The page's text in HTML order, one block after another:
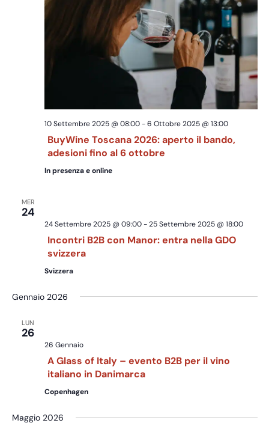
10 Settembre 2025 @ 08:00-6 Ottobre 2025 @ 13:00
BuyWine Toscana 2026: aperto il bando,
adesioni fino al 6 ottobre
In presenza e online
MER
24
24 Settembre 2025 @ 09:00-25 Settembre 2025 @ 18:00
Incontri B2B con Manor: entra nella GDO
svizzera
Svizzera
Gennaio 2026
LUN
26
26 Gennaio
A Glass of Italy – evento B2B per il vino
italiano in Danimarca
Copenhagen
Maggio 2026